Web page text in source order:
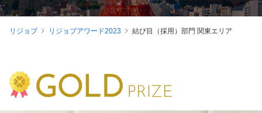
リジョブ リジョブアワード2023 結び目（採用）部門 関東エリア